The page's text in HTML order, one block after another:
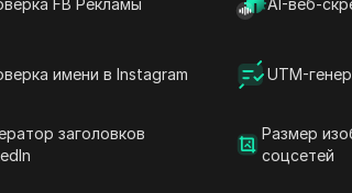
FB Рекламы AI-веб-
имени в Instagram UTM-
заголовков
Размер
соцсетей
того, выберете ли вы
для расширенных
контента на новый
легко получить доступ к